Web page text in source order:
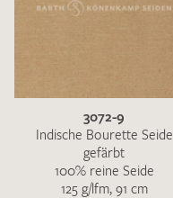
3072-9
Indische Bourette Seide
gefärbt
100% reine Seide
125 g/lfm, 91 cm